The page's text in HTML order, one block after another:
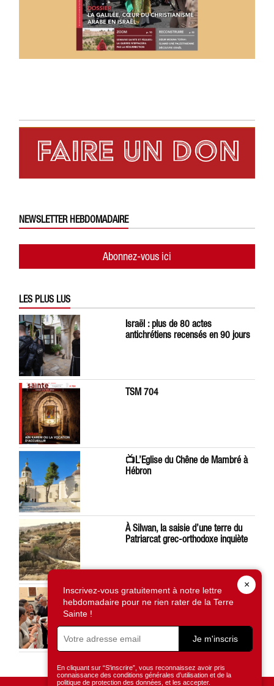
NEWSLETTER HEBDOMADAIRE
Abonnez-vous ici
LES PLUS LUS
Israël : plus de 80 actes
antichrétiens recensés en 90 jours
TSM 704
📺L’Eglise du Chêne de Mambré à
Hébron
À Silwan, la saisie d’une terre du
Patriarcat grec-orthodoxe inquiète
Léon XIV préoccupé par la situation
en Terre Sainte
×
Inscrivez-vous gratuitement à notre lettre
hebdomadaire pour ne rien rater de la Terre
Sainte !
Je m'inscris
En cliquant sur “S'inscrire”, vous reconnaissez avoir pris
connaissance des conditions générales d’utilisation et de la
politique de protection des données, et les accepter.